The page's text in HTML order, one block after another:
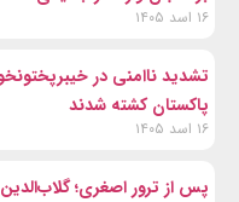
۱۶ اسد ۱۴۰۵
پاکستان کشته شدند
۱۶ اسد ۱۴۰۵
پس از ترور اصغری؛